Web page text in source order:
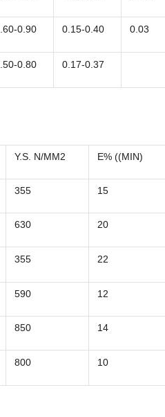
0.90 0.15-0.40 0.03
0.80 0.17-0.37
Y.S. N/MM2 E% ((MIN)
355 15
630 20
355 22
590 12
850 14
800 10